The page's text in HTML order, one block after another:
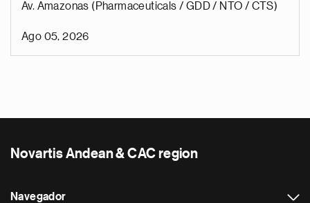
Av. Amazonas (Pharmaceuticals / GDD / NTO / CTS)
Ago 05, 2026
Novartis Andean & CAC region
Navegador